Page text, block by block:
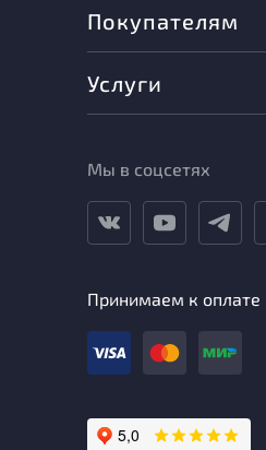
Покупателям
Услуги
Мы в соцсетях
Принимаем к оплате